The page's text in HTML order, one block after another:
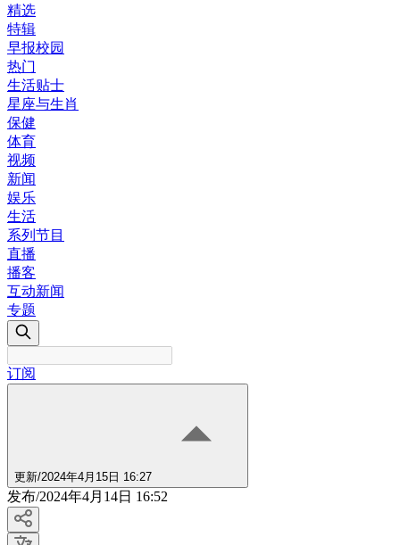
精选
特辑
早报校园
热门
生活贴士
星座与生肖
保健
体育
视频
新闻
娱乐
生活
系列节目
直播
播客
互动新闻
专题
订阅
更新/2024年4月15日 16:27
发布/2024年4月14日 16:52